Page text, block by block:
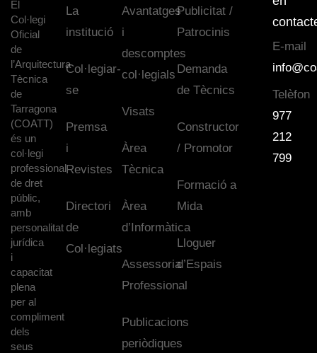
El
Col·legi
Oficial
de
l’Arquitectura
Tècnica
de
Tarragona
(COATT)
és un
col·legi
professional
de dret
públic,
amb
personalitat
jurídica
i
capacitat
plena
per al
compliment
dels
seus
La
institució
Col·legiar-
se
Premsa
i
Revistes
Directori
de
Col·legiats
Avantatges
i
descomptes
col·legials
Visats
Àrea
Tècnica
Àrea
d’Informàtica
Assessoria
Professional
Publicacions
periòdiques
Publicitat /
Patrocinis
Demanda
de Tècnics
Constructor
/ Promotor
Formació a
Mida
Lloguer
d’Espais
E-mail
Telèfon
977
212
799